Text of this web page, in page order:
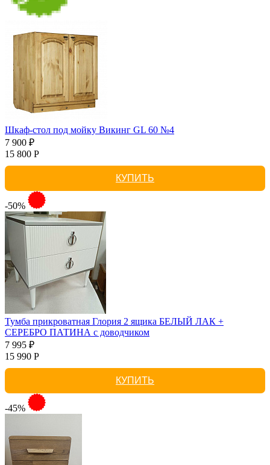
Шкаф-стол под мойку Викинг GL 60 №4
7 900 ₽
15 800 Р
КУПИТЬ
-50%
Тумба прикроватная Глория 2 ящика БЕЛЫЙ ЛАК +
СЕРЕБРО ПАТИНА с доводчиком
7 995 ₽
15 990 Р
КУПИТЬ
-45%